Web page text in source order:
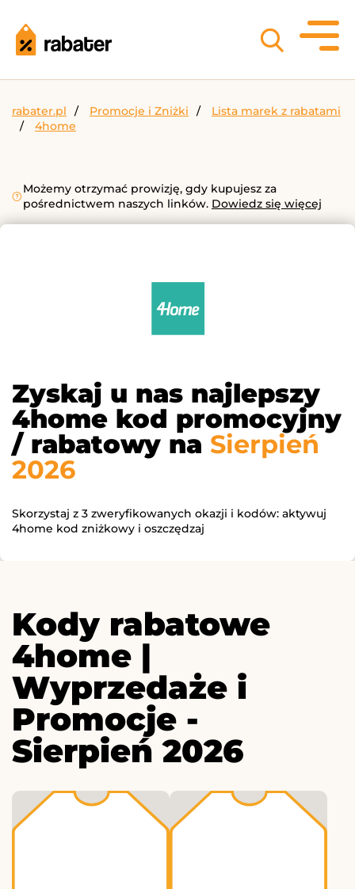
rabater.pl Promocje i Zniżki
Lista marek z rabatami
4home
Możemy otrzymać prowizję, gdy kupujesz za
pośrednictwem naszych linków. Dowiedz się więcej
Zyskaj u nas najlepszy
4home kod promocyjny
/ rabatowy na Sierpień
2026
Skorzystaj z 3 zweryfikowanych okazji i kodów: aktywuj
4home kod zniżkowy i oszczędzaj
Kody rabatowe
4home |
Wyprzedaże i
Promocje -
Sierpień 2026